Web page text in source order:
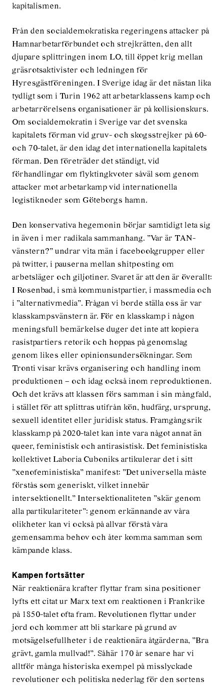
kapitalismen.
Från den socialdemokratiska regeringens attacker på
Hamnarbetarförbundet och strejkrätten, den allt
djupare splittringen inom LO, till öppet krig mellan
gräsrotsaktivister och ledningen för
Hyresgästföreningen. I Sverige idag är det nästan lika
tydligt som i Turin 1962 att arbetarklassens kamp och
arbetarrörelsens organisationer är på kollisionskurs.
Om socialdemokratin i Sverige var det svenska
kapitalets förman vid gruv- och skogsstrejker på 60-
och 70-talet, är den idag det internationella kapitalets
förman. Den företräder det ständigt, vid
förhandlingar om flyktingkvoter såväl som genom
attacker mot arbetarkamp vid internationella
logistiknoder som Göteborgs hamn.
Den konservativa hegemonin börjar samtidigt leta sig
in även i mer radikala sammanhang. ”Var är TAN-
vänstern?” undrar vita män i facebookgrupper eller
på twitter, i pauserna mellan shitposting om
arbetsläger och giljotiner. Svaret är att den är överallt:
I Rosenbad, i små kommunistpartier, i massmedia och
i ”alternativmedia”. Frågan vi borde ställa oss är var
klasskampsvänstern är. För en klasskamp i någon
meningsfull bemärkelse duger det inte att kopiera
rasistpartiers retorik och hoppas på genomslag
genom likes eller opinionsundersökningar. Som
Tronti visar krävs organisering och handling inom
produktionen – och idag också inom reproduktionen.
Och det krävs att klassen förs samman i sin mångfald,
i stället för att splittras utifrån kön, hudfärg, ursprung,
sexuell identitet eller juridisk status. Framgångsrik
klasskamp på 2020-talet kan inte vara något annat än
queer, feministisk och antirasistisk. Det feministiska
kollektivet Laboria Cuboniks artikulerar det i sitt
”xenofeministiska” manifest: ”Det universella måste
förstås som generiskt, vilket innebär
intersektionellt.” Intersektionaliteten ”skär genom
alla partikulariteter”: genom erkännande av våra
olikheter kan vi också på allvar förstå våra
gemensamma behov och åter komma samman som
kämpande klass.
Kampen fortsätter
När reaktionära krafter flyttar fram sina positioner
lyfts ett citat ur Marx text om reaktionen i Frankrike
på 1850-talet ofta fram. Revolutionen flyttar under
jord och kommer att bli starkare på grund av
motsägelsefullheter i de reaktionära åtgärderna, ”Bra
grävt, gamla mullvad!”. Såhär 170 år senare har vi
alltför många historiska exempel på misslyckade
revolutioner och politiska nederlag för den sortens